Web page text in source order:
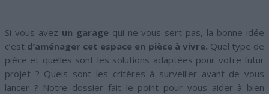
Si vous avez un garage qui ne vous sert pas, la bonne idée
c’est d’aménager cet espace en pièce à vivre. Quel type de
pièce et quelles sont les solutions adaptées pour votre futur
projet ? Quels sont les critères à surveiller avant de vous
lancer ? Notre dossier fait le point pour vous aider à bien